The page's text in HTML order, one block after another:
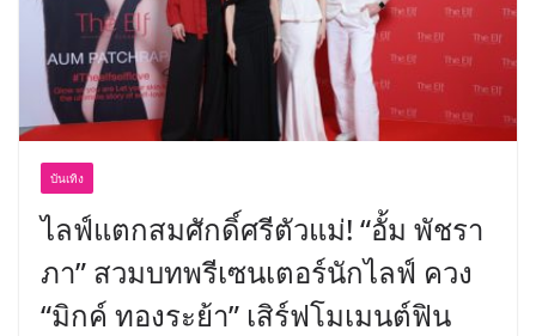
บันเทิง
ไลฟ์แตกสมศักดิ์ศรีตัวแม่! “อั้ม พัชรา
ภา” สวมบทพรีเซนเตอร์นักไลฟ์ ควง
“มิกค์ ทองระย้า” เสิร์ฟโมเมนต์ฟิน